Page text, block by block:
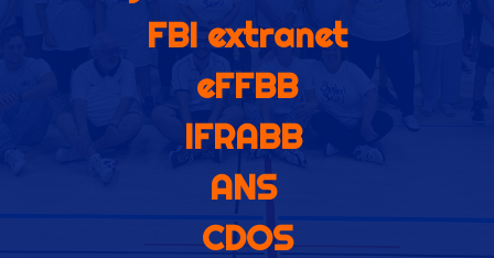
FBI extranet
eFFBB
IFRABB
ANS
CDOS